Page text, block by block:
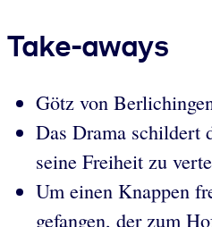
Take-aways
Götz von
Das Drama schildert
seine Freiheit zu
Um einen Knappen
gefangen, der zum